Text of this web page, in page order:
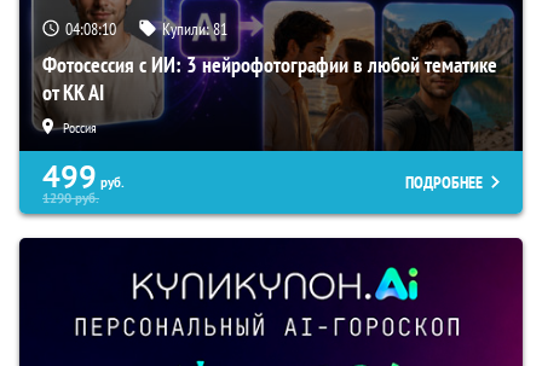
04:08:09 Купили:81
Фотосессия с ИИ: 3 нейрофотографии в любой тематике
от KK AI
Россия
499 руб.
1290руб.
ПОДРОБНЕЕ